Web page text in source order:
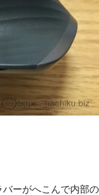
ーがへこんで内部の